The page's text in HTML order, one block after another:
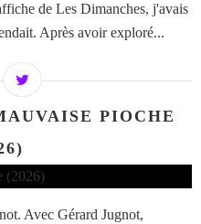
de Les Dimanches, j'avais
Après avoir exploré...
PIOCHE
Avec Gérard Jugnot,